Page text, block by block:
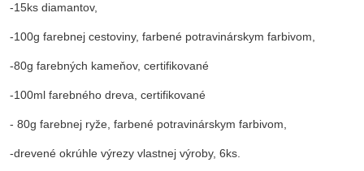
-15ks diamantov,
-100g farebnej cestoviny, farbené potravinárskym farbivom,
-80g farebných kameňov, certifikované
-100ml farebného dreva, certifikované
- 80g farebnej ryže, farbené potravinárskym farbivom,
-drevené okrúhle výrezy vlastnej výroby, 6ks.